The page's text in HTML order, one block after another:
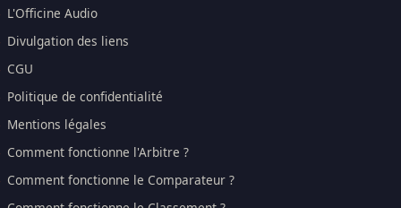
L'Officine Audio
Divulgation des liens
CGU
Politique de confidentialité
Mentions légales
Comment fonctionne l'Arbitre ?
Comment fonctionne le Comparateur ?